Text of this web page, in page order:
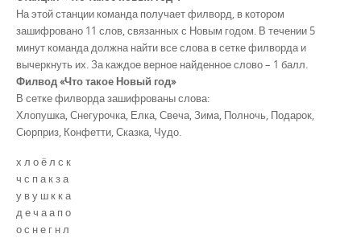
На этой станции команда получает филворд, в котором
зашифровано 11 слов, связанных с Новым годом. В течении 5
минут команда должна найти все слова в сетке филворда и
вычеркнуть их. За каждое верное найденное слово – 1 балл.
Филвод «Что такое Новый год»
В сетке филворда зашифрованы слова:
Хлопушка, Снегурочка, Елка, Свеча, Зима, Полночь, Подарок,
Сюрприз, Конфетти, Сказка, Чудо.
х л о ё л с к
ч с п а к з а
у в у ш к к а
д е ч а а п о
о с н е г н л